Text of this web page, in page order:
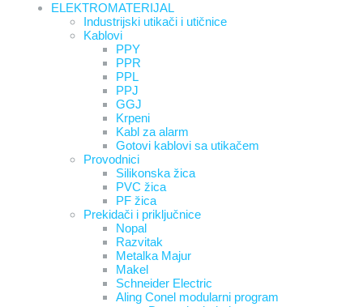
ELEKTROMATERIJAL
Industrijski utikači i utičnice
Kablovi
PPY
PPR
PPL
PPJ
GGJ
Krpeni
Kabl za alarm
Gotovi kablovi sa utikačem
Provodnici
Silikonska žica
PVC žica
PF žica
Prekidači i priključnice
Nopal
Razvitak
Metalka Majur
Makel
Schneider Electric
Aling Conel modularni program